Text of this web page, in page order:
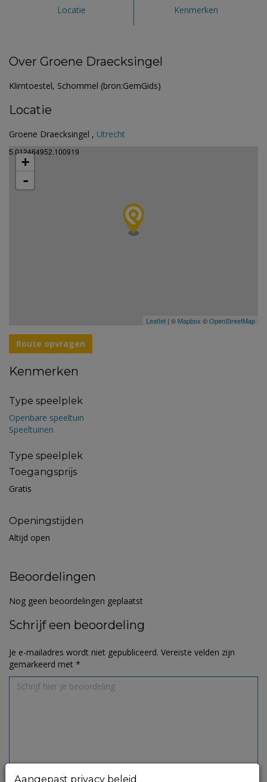
Locatie Kenmerken
Over Groene Draecksingel
Klimtoestel, Schommel (bron:GemGids)
Locatie
Groene Draecksingel , Utrecht
5.012464952.100919
+
-
Leaflet | © Mapbox ©OpenStreetMap
Route opvragen
Kenmerken
Type speelplek
Openbare speeltuin
Speeltuinen
Type speelplek
Toegangsprijs
Gratis
Openingstijden
Altijd open
Beoordelingen
Nog geen beoordelingen geplaatst
Schrijf een beoordeling
Je e-mailadres wordt niet gepubliceerd. Vereiste velden zijn
gemarkeerd met *
Aangepast privacy beleid